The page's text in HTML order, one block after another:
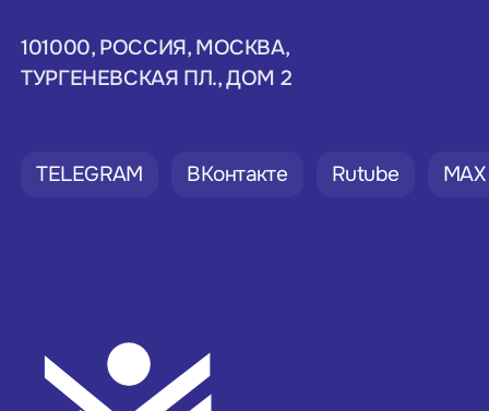
101000, РОССИЯ, МОСКВА,
ТУРГЕНЕВСКАЯ ПЛ., ДОМ 2
TELEGRAM ВКонтакте Rutube MAX